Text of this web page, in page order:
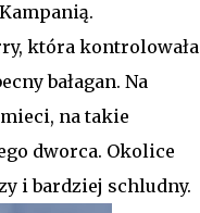
która kontrolowała
bałagan. Na
na takie
dworca. Okolice
i bardziej schludny.